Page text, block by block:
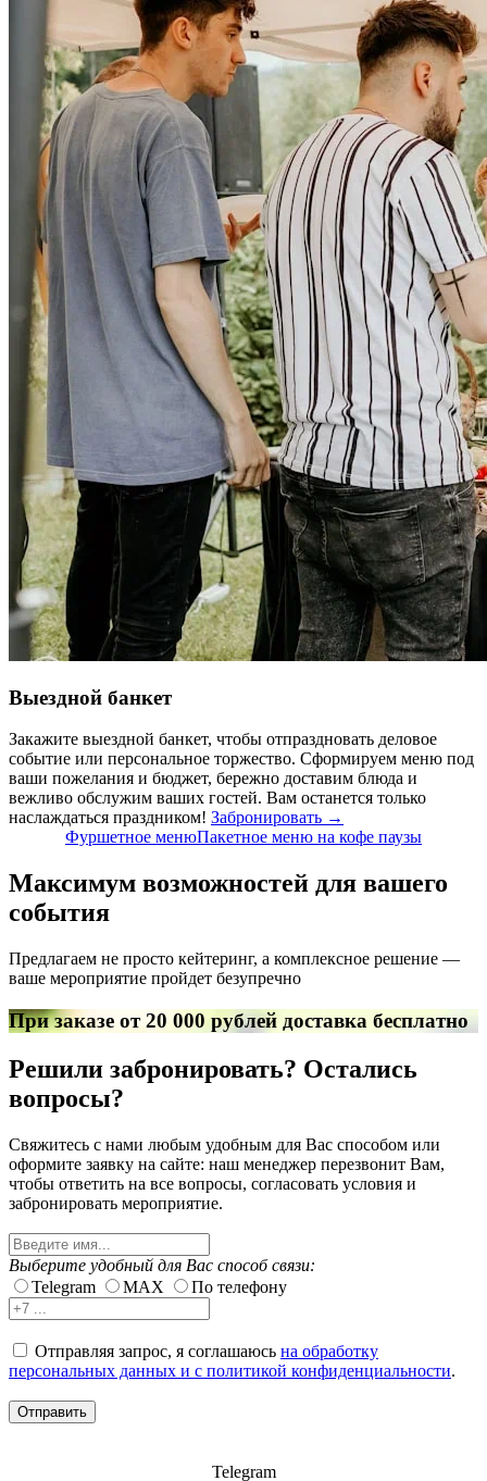
Выездной банкет
Закажите выездной банкет, чтобы отпраздновать деловое
событие или персональное торжество. Сформируем меню под
ваши пожелания и бюджет, бережно доставим блюда и
вежливо обслужим ваших гостей. Вам останется только
наслаждаться праздником! Забронировать →
Фуршетное менюПакетное меню на кофе паузы
Максимум возможностей для вашего
события
Предлагаем не просто кейтеринг, а комплексное решение —
ваше мероприятие пройдет безупречно
При заказе от 20 000 рублей доставка бесплатно
Решили забронировать? Остались
вопросы?
Свяжитесь с нами любым удобным для Вас способом или
оформите заявку на сайте: наш менеджер перезвонит Вам,
чтобы ответить на все вопросы, согласовать условия и
забронировать мероприятие.
Выберите удобный для Вас способ связи:
Telegram
MAX По телефону
Отправляя запрос, я соглашаюсь на обработку
персональных данных и с политикой конфиденциальности.
Отправить
Telegram